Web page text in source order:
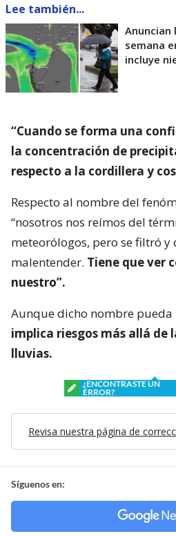
Lee también...
Anuncian
semana
incluye
“Cuando se forma una
la concentración de
respecto a la cordillera y
Respecto al nombre del
“nosotros nos reímos del
meteorólogos, pero se filtró y
malentender. Tiene que ver
nuestro”.
Aunque dicho nombre
implica riesgos más allá de
lluvias.
¿ENCONTRASTE UN
ERROR?
Revisa nuestra página de
Síguenos en: